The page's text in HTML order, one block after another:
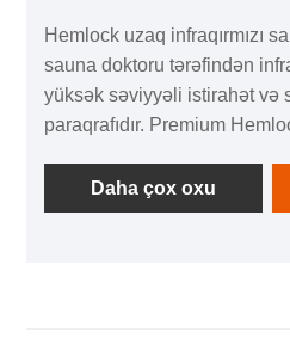
Hemlock uzaq infraqırmızı
sauna doktoru tərəfindən
yüksək səviyyəli istirahət və
paraqrafıdır. Premium
nümayiş etdirir. Əla yüksək -
və güclü sabitlik, yüksək
Daha çox oxu